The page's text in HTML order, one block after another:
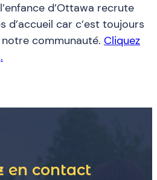
d’Ottawa recrute
d’accueil car c’est toujours
communauté. Cliquez
.
en contact